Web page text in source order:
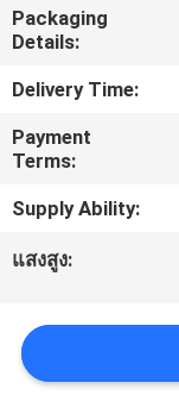
กับ
เรา
ทัวร์
โรงงาน
ควบคุม
คุณภาพ
Packaging
Details:
Delivery Time:
Payment
Terms:
Supply Ability:
แสงสูง: